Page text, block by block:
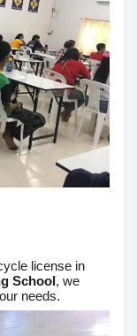
license in
School , we
needs.